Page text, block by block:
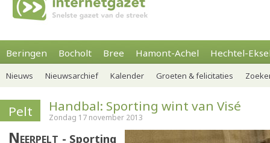
Beringen Bocholt Bree Hamont-Achel Hechtel-
Nieuws Nieuwsarchief Kalender Groeten & felicitaties
Pelt Handbal: Sporting wint van Visé
Zondag 17 november 2013
Neerpelt
Sporting